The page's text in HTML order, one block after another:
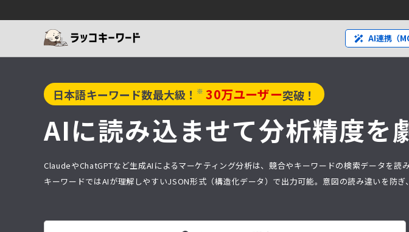
AI連携（
日本語キーワード数最大級！ ※ 30万ユーザー突破！
AIに読み込ませて分析精度を
ClaudeやChatGPTなど生成AIによるマーケティング分析は、競合やキーワードの検索データを読
キーワードではAIが理解しやすいJSON形式（構造化データ）で出力可能。意図の読み違いを防ぎ